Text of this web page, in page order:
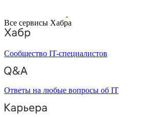
Все сервисы Хабра
Сообщество IT-специалистов
Ответы на любые вопросы об IT